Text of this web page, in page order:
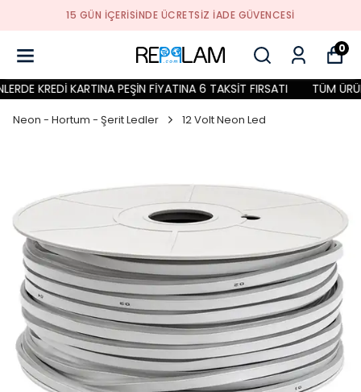
15 GÜN İÇERİSİNDE ÜCRETSİZ İADE GÜVENCESİ
0
KREDİ KARTINA PEŞİN FİYATINA 6 TAKSİT FIRSATI TÜM
Neon - Hortum - Şerit Ledler 12 Volt Neon Led